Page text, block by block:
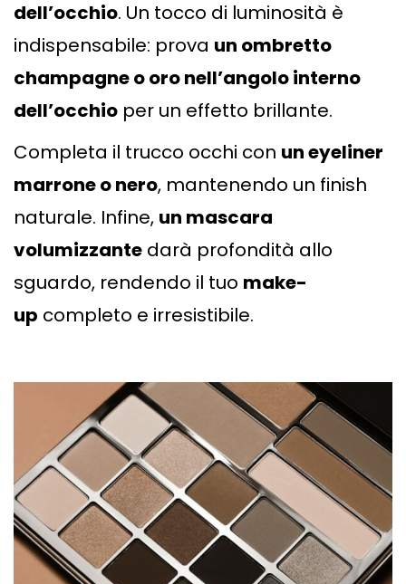
dell’occhio. Un tocco di luminosità è
indispensabile: prova un ombretto
champagne o oro nell’angolo interno
dell’occhio per un effetto brillante.
Completa il trucco occhi con un eyeliner
marrone o nero, mantenendo un finish
naturale. Infine, un mascara
volumizzante darà profondità allo
sguardo, rendendo il tuo make-
up completo e irresistibile.